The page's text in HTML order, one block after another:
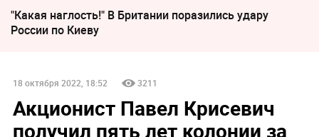
"Какая наглость!" В Британии поразились удару
России по Киеву
18 октября 2022, 18:52 3211
Акционист Павел Крисевич
получил пять лет колонии за